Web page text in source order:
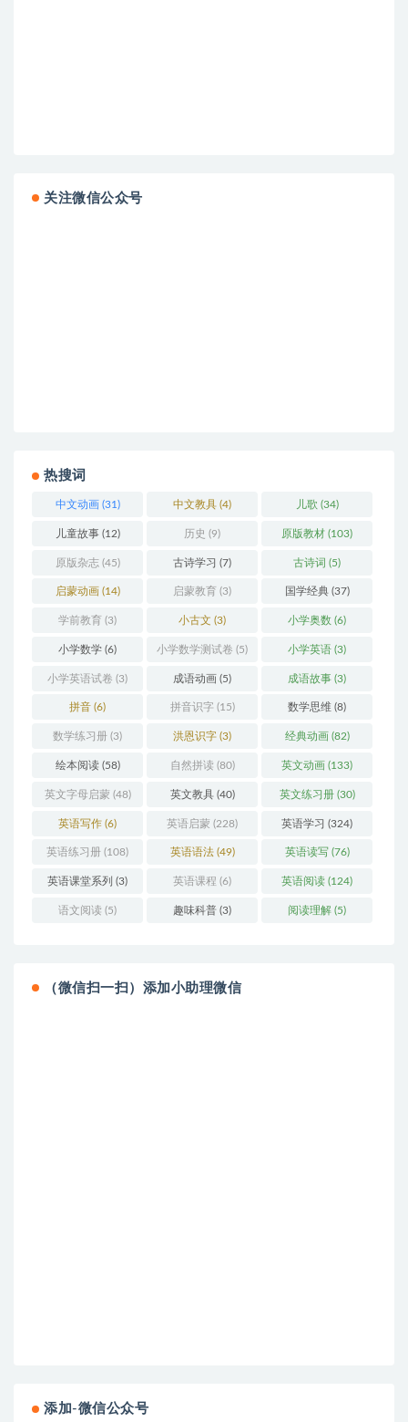
关注微信公众号
热搜词
中文动画(31) 中文教具 (4) 儿歌 (34)
儿童故事(12) 历史 (9) 原版教材 (103)
原版杂志(45) 古诗学习 (7) 古诗词 (5)
启蒙动画 (14) 启蒙教育 (3) 国学经典(37)
学前教育 (3) 小古文 (3) 小学奥数 (6)
小学数学 (6) 小学数学测试卷 (5) 小学英语 (3)
小学英语试卷 (3) 成语动画 (5) 成语故事 (3)
拼音 (6) 拼音识字 (15) 数学思维 (8)
数学练习册 (3) 洪恩识字 (3) 经典动画 (82)
绘本阅读(58) 自然拼读 (80) 英文动画 (133)
英文字母启蒙(48) 英文教具(40) 英文练习册(30)
英语写作 (6) 英语启蒙 (228) 英语学习 (324)
英语练习册 (108) 英语语法(49) 英语读写(76)
英语课堂系列 (3) 英语课程 (6) 英语阅读 (124)
语文阅读 (5) 趣味科普 (3) 阅读理解 (5)
（微信扫一扫）添加小助理微信
添加-微信公众号